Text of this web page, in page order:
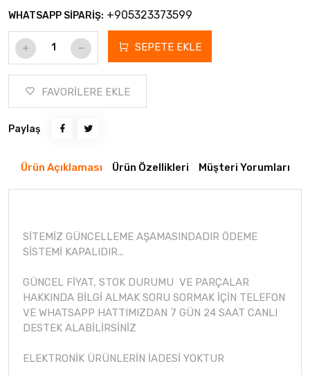
WHATSAPP SİPARİŞ: +905323373599
SEPETE EKLE
FAVORİLERE EKLE
Paylaş
Ürün Açıklaması Ürün Özellikleri Müşteri Yorumları
SİTEMİZ GÜNCELLEME AŞAMASINDADIR ÖDEME
SİSTEMİ KAPALIDIR...
GÜNCEL FİYAT, STOK DURUMU VE PARÇALAR
HAKKINDA BİLGİ ALMAK SORU SORMAK İÇİN TELEFON
VE WHATSAPP HATTIMIZDAN 7 GÜN 24 SAAT CANLI
DESTEK ALABİLİRSİNİZ
ELEKTRONİK ÜRÜNLERİN İADESİ YOKTUR